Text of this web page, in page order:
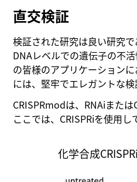
直交検証
検証された研究は良い研究
DNAレベルでの遺伝子の不
の皆様のアプリケーション
には、堅牢でエレガントな
CRISPRmodは、RNAiまた
ここでは、CRISPRiを使用
化学合成